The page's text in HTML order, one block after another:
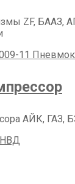
ZF, БААЗ,
АЙК, ГАЗ,